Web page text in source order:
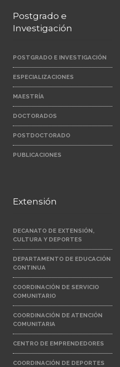
Postgrado e
Investigación
POSTGRADO E INVESTIGACIÓN
ESPECIALIZACIONES
MAESTRÍA
DOCTORADOS
POSTDOCTORADO
PUBLICACIONES
Extensión
DECANATO DE EXTENSIÓN,
CULTURA Y DEPORTES
DEPARTAMENTO DE EDUCACIÓN
CONTINUA
COORDINACIÓN DE SERVICIO
COMUNITARIO
COORDINACIÓN DE ATENCIÓN
COMUNITARIA
CENTRO DE EMPRENDEDORES
COORDINACIÓN DE DEPORTES